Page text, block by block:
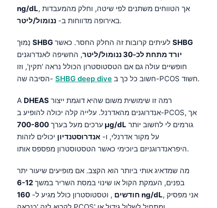
ng/dL, אך הטווחים משתנים לפי שיטה, וחלק מהמעבדות
באירופה מדווחות ב- ננומול/ליטר .
SHBG
SHBG
יורד מתחת לכ-30 ננומול/ליטר
, החשיפה לאנדרוגנים
חופשיים עולה גם אם הטסטוסטרון הכולל נראה 'תקין', וזו
הסיבה שה- SHBG deep dive חשוב כל כך ב-PCOS חשוד.
A DHEAS
אנדרוגנים מהאדרנל. עלייה קלה יכולה להופיע ב-PCOS, אך
ערכים מעל בערך 700-800 µg/dL
על מקור אדרנלי, ו- אנדרוסטנדיון יכולים לזהות
היפראנדרוגניזם ביוכימי כאשר הטסטוסטרון מפספס אותו.
מה שמדאיג אותי ביותר הוא הקצב. אם מופיעים שיעור יתר
בפנים, העמקת הקול או שינוי במסת השריר במשך 6-12
חודשים , וטסטוסטרון כולל מגיע ל- 160 ng/dL, אני מפסיק